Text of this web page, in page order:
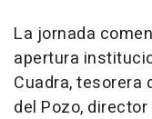
La jornada
apertura
Cuadra, tesorera
del Pozo,